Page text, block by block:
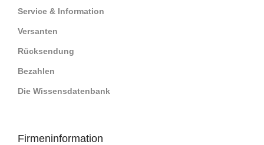
Service & Information
Versanten
Rücksendung
Bezahlen
Die Wissensdatenbank
Firmeninformation